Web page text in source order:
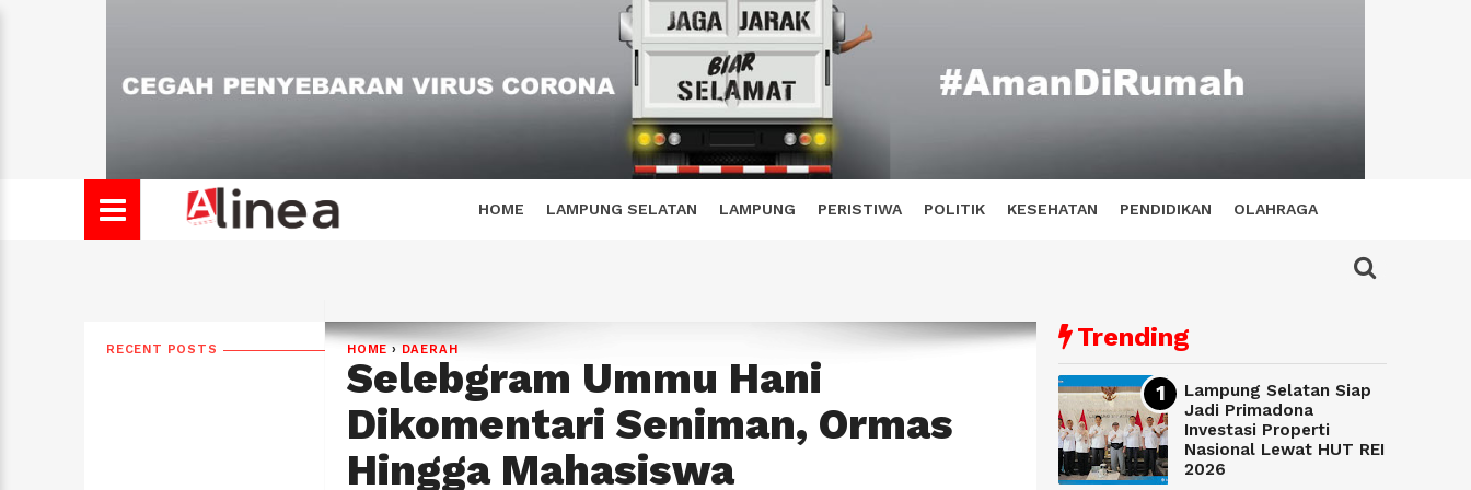
HOME LAMPUNG SELATAN LAMPUNG PERISTIWA POLITIK KESEHATAN PENDIDIKAN OLAHRAGA
RECENT POSTS HOME › DAERAH
Selebgram Ummu Hani
Dikomentari Seniman, Ormas
Hingga Mahasiswa
Trending
Lampung Selatan Siap
Jadi Primadona
Investasi Properti
Nasional Lewat HUT REI
2026